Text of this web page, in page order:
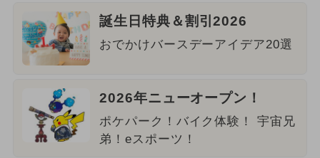
誕生日特典＆割引2026
おでかけバースデーアイデア20選
2026年ニューオープン！
ポケパーク！バイク体験！ 宇宙兄
弟！eスポーツ！